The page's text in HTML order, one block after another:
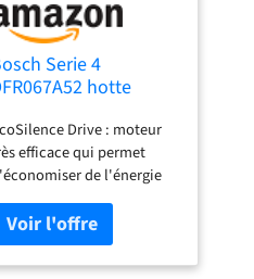
Serie 4
hotte
Argent 399
h A
Drive : moteur
efficace qui permet
de l'énergie
pas de puissance
Niveau intensif : élimine les
de cuisson